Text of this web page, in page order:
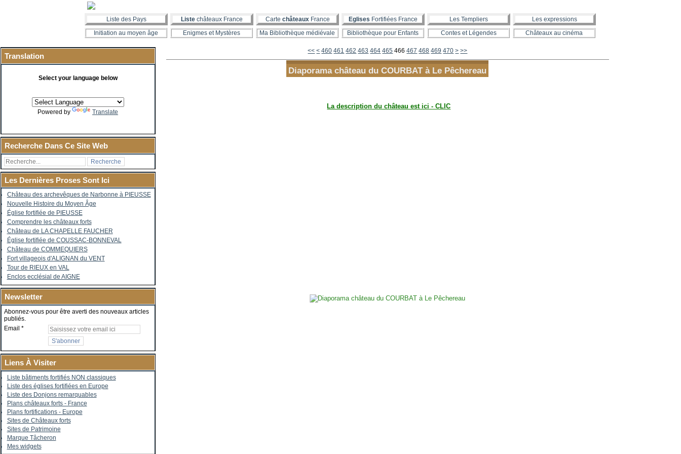
Liste des Pays Liste châteaux France Carte châteauxFrance Eglises Fortifiées France Les Templiers
Les expressions
Initiation au moyen âge
Enigmes et Mystères Ma Bibliothèque médiévale Bibliothèque pour Enfants Contes et Légendes Châteaux au cinéma
Translation
Select your language below
Powered by Translate
Recherche Dans Ce Site Web
Les Dernières Proses Sont Ici
Château des archevêques de Narbonne à PIEUSSE
Nouvelle Histoire du Moyen Âge
Église fortifiée de PIEUSSE
Comprendre les châteaux forts
Château de LA CHAPELLE FAUCHER
Église fortifiée de COUSSAC-BONNEVAL
Château de COMMEQUIERS
Fort villageois d'ALIGNAN du VENT
Tour de RIEUX en VAL
Enclos ecclésial de AIGNE
Newsletter
Abonnez-vous pour être averti des nouveaux articles
publiés.
Email
Liens À Visiter
Liste bâtiments fortifiés NON classiques
Liste des églises fortifiées en Europe
Liste des Donjons remarquables
Plans châteaux forts - France
Plans fortifications - Europe
Sites de Châteaux forts
Sites de Patrimoine
Marque Tâcheron
Mes widgets
<< < 400
410
420
430
440
450
460 461 462 463 464 465 466 467 468 469 470 480
490
500
600
700
800
900
1000
> >>
Diaporama château du COURBAT à Le Pêchereau
La description du château est ici - CLIC